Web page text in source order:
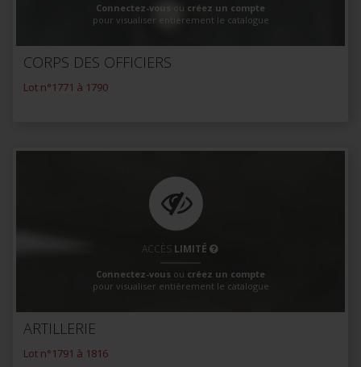
Connectez-vous ou créez un compte
pour visualiser entièrement le catalogue
CORPS DES OFFICIERS
Lot n°1771 à 1790
ACCÈS LIMITÉ
Connectez-vous ou créez un compte
pour visualiser entièrement le catalogue
ARTILLERIE
Lot n°1791 à 1816